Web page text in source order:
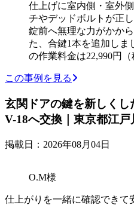
仕上げに室内側・室外
チやデッドボルトが正
錠前へ無理な力がかか
た、合鍵1本を追加しま
の作業料金は22,990円（
この事例を見る
玄関ドアの鍵を新しく
V-18へ交換｜東京都江戸
掲載日：2026年08月04日
O.M様
仕上がりを一緒に確認できて